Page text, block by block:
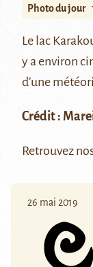
Photo du jour
Le lac
y a environ
d’une
Crédit :
Retrouvez
26 mai 2019